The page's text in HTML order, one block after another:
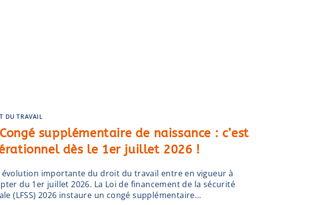
DU TRAVAIL
supplémentaire de naissance : c’est
dès le 1er juillet 2026 !
évolution importante du droit du travail entre en vigueur à
du 1er juillet 2026. La Loi de financement de la sécurité
(LFSS) 2026 instaure un congé supplémentaire…